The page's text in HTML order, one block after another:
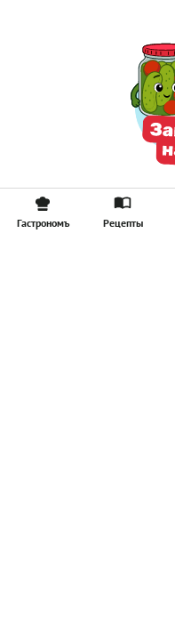
Гастрономъ Рецепты